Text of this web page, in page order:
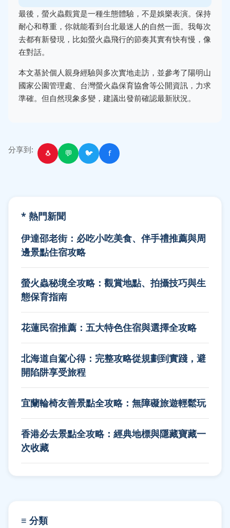
最後，螢火蟲觀賞是一種生態體驗，不是娛樂表演。保持
耐心和尊重，你就能看到台北最迷人的自然一面。我每次
去都有新發現，比如螢火蟲飛行的節奏其實有快有慢，像
在對話。
本文基於個人親身經驗與多次實地走訪，並參考了陽明山
國家公園管理處、台灣螢火蟲保育協會等公開資訊，力求
準確。但自然現象多變，建議出發前確認最新狀況。
分享到: 🐧 💬 🐦 f
* 熱門新聞
伊達邵老街：必吃小吃美食、伴手禮推薦與周
邊景點住宿攻略
螢火蟲秘境全攻略：觀賞地點、拍攝技巧與生
態保育指南
花蓮民宿推薦：五大特色住宿與選擇全攻略
北海道自駕心得：完整攻略從規劃到實踐，避
開陷阱享受旅程
宜蘭輪椅友善景點全攻略：無障礙旅遊輕鬆玩
香港必去景點全攻略：經典地標與隱藏寶藏一
次收藏
≡ 分類